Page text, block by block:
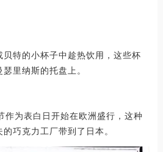
特的小杯子中趁热饮用，这些杯
里纳斯的托盘上。
作为表白日开始在欧洲盛行，这种
巧克力工厂带到了日本。